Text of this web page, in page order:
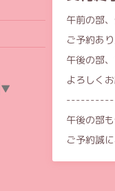
午前の部
ご予約あ
午後の部
よろしく
----------
午後の部
ご予約誠
▼